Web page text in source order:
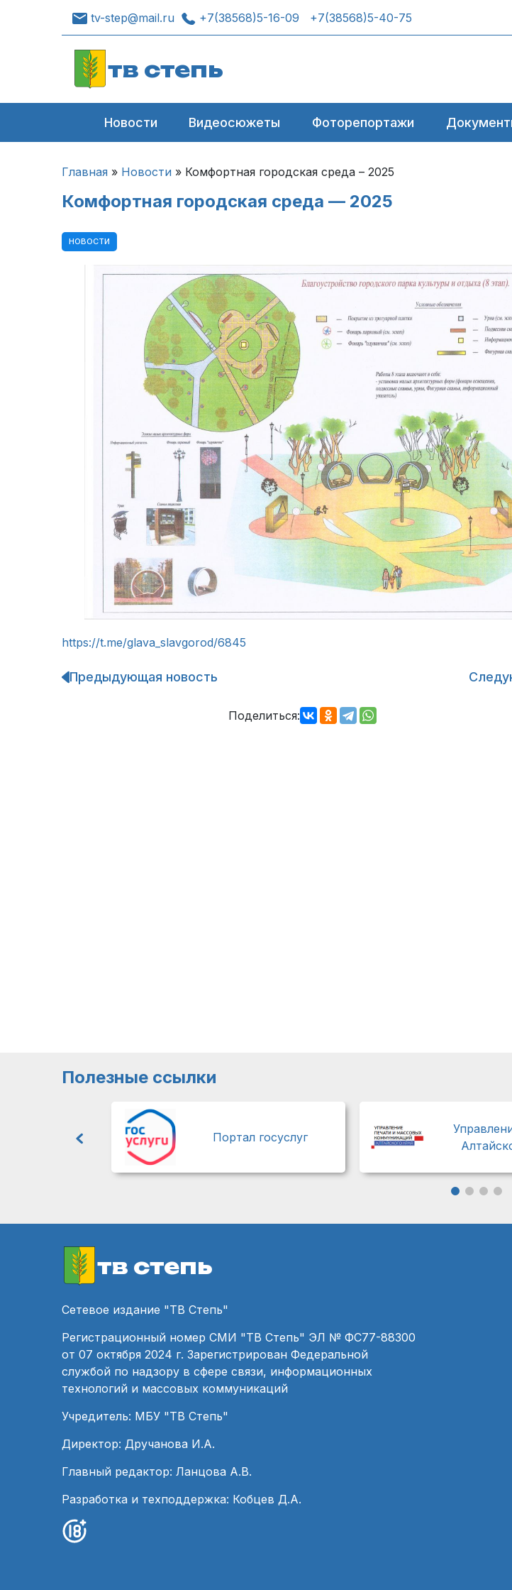
tv-step@mail.ru +7(38568)5-16-09 +7(38568)5-40-75
тв степь
Новости Видеосюжеты Фоторепортажи
Главная » Новости » Комфортная городская среда – 2025
Комфортная городская среда — 2025
НОВОСТИ
https://t.me/glava_slavgorod/6845
Навигация
Предыдующая новость
Поделиться:
Полезные ссылки
Портал госуслуг
тв степь
Сетевое издание "ТВ Степь"
Регистрационный номер СМИ "ТВ Степь" ЭЛ № ФС77-88300
от 07 октября 2024 г. Зарегистрирован Федеральной
службой по надзору в сфере связи, информационных
технологий и массовых коммуникаций
Учредитель: МБУ "ТВ Степь"
Директор: Дручанова И.А.
Главный редактор: Ланцова А.В.
Разработка и техподдержка: Кобцев Д.А.